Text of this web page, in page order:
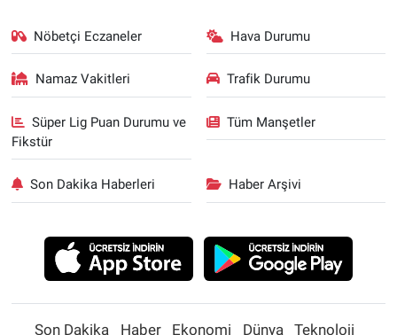
Nöbetçi Eczaneler Hava Durumu
Namaz Vakitleri Trafik Durumu
Süper Lig Puan Durumu ve
Fikstür
Tüm Manşetler
Son Dakika Haberleri Haber Arşivi
Son Dakika Haber Ekonomi Dünya Teknoloji